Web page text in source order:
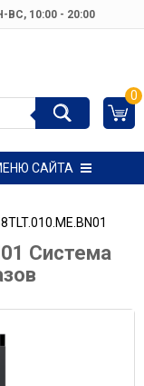
ВC, 10:00 - 20:00
0
САЙТА
Система